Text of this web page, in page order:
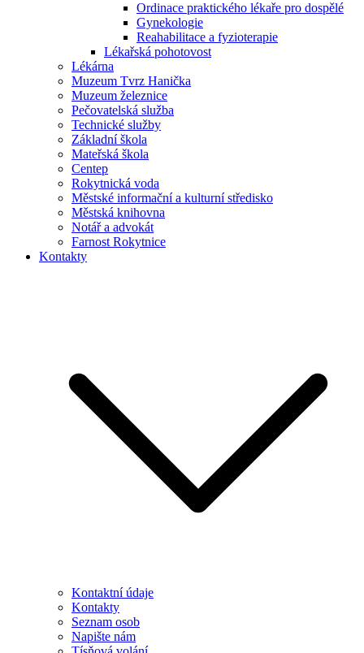
Ordinace praktického lékaře pro dospělé
Gynekologie
Reahabilitace a fyzioterapie
Lékařská pohotovost
Lékárna
Muzeum Tvrz Hanička
Muzeum železnice
Pečovatelská služba
Technické služby
Základní škola
Mateřská škola
Centep
Rokytnická voda
Městské informační a kulturní středisko
Městská knihovna
Notář a advokát
Farnost Rokytnice
Kontakty
Kontaktní údaje
Kontakty
Seznam osob
Napište nám